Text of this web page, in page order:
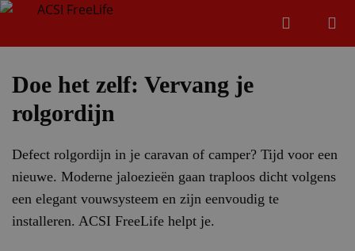
Zoeken
Doe het zelf: Vervang je
rolgordijn
Defect rolgordijn in je caravan of camper? Tijd voor een
nieuwe. Moderne jaloezieën gaan traploos dicht volgens
een elegant vouwsysteem en zijn eenvoudig te
installeren. ACSI FreeLife helpt je.